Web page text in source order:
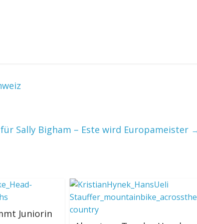
Sally Bigham – Este wird Europameister
Juniorin